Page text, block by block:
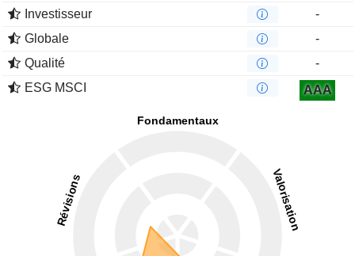
Investisseur
-
Globale
-
Qualité
-
ESG MSCI
AAA